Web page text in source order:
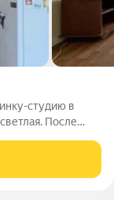
студию в
После